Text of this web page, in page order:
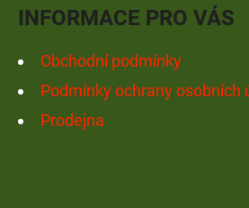
INFORMACE PRO VÁS
Obchodní podmínky
Podmínky ochrany osobních
Prodejna